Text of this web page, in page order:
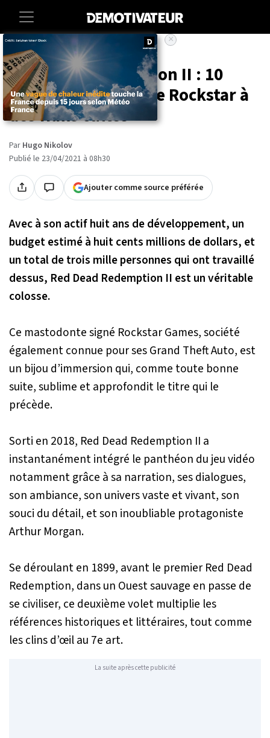
Accueil Entertainment
Red Dead Redemption II : 10
références du jeu de Rockstar à
des films cultes
Par Hugo Nikolov
Publié le 23/04/2021 à 08h30
Ajouter comme source préférée
Avec à son actif huit ans de développement, un
budget estimé à huit cents millions de dollars, et
un total de trois mille personnes qui ont travaillé
dessus, Red Dead Redemption II est un véritable
colosse.
Ce mastodonte signé Rockstar Games, société
également connue pour sesGrand Theft Auto, est
un bijou d’immersion qui, comme toute bonne
suite, sublime et approfondit le titre qui le
précède.
Sorti en 2018, Red Dead Redemption II a
instantanément intégré le panthéon du jeu vidéo
notamment grâce à sa narration, ses dialogues,
son ambiance, son univers vaste et vivant, son
souci du détail, et son inoubliable protagoniste
Arthur Morgan.
Se déroulant en 1899, avant le premier Red Dead
Redemption, dans un Ouest sauvage en passe de
se civiliser, ce deuxième volet multiplie les
références historiques et littéraires, tout comme
les clins d’œil au 7e art.
La suite après cette publicité
×